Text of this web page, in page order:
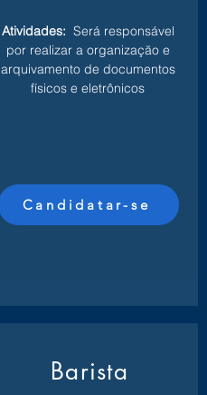
Atividades: Será responsável
por realizar a organização e
arquivamento de documentos
físicos e eletrônicos
Candidatar-se
Barista